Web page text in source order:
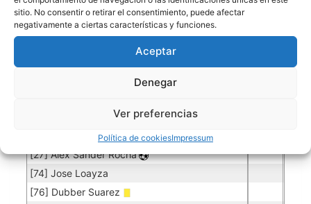
sitio. No consentir o retirar el consentimiento, puede afectar
negativamente a ciertas características y funciones.
Aceptar
Denegar
Ver preferencias
Política de cookiesImpressum
[25] Carlos Quinteros 0.06 3 50
[10] Diego Aldair Rocha
[17] Juan Carlos Olguin
[20] Oliver Morales
[27] Alex Sander Rocha
[74] Jose Loayza
[76] Dubber Suarez
Jugadores de campo